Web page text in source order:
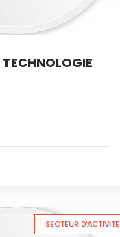
SECTEUR D'ACTIVITE